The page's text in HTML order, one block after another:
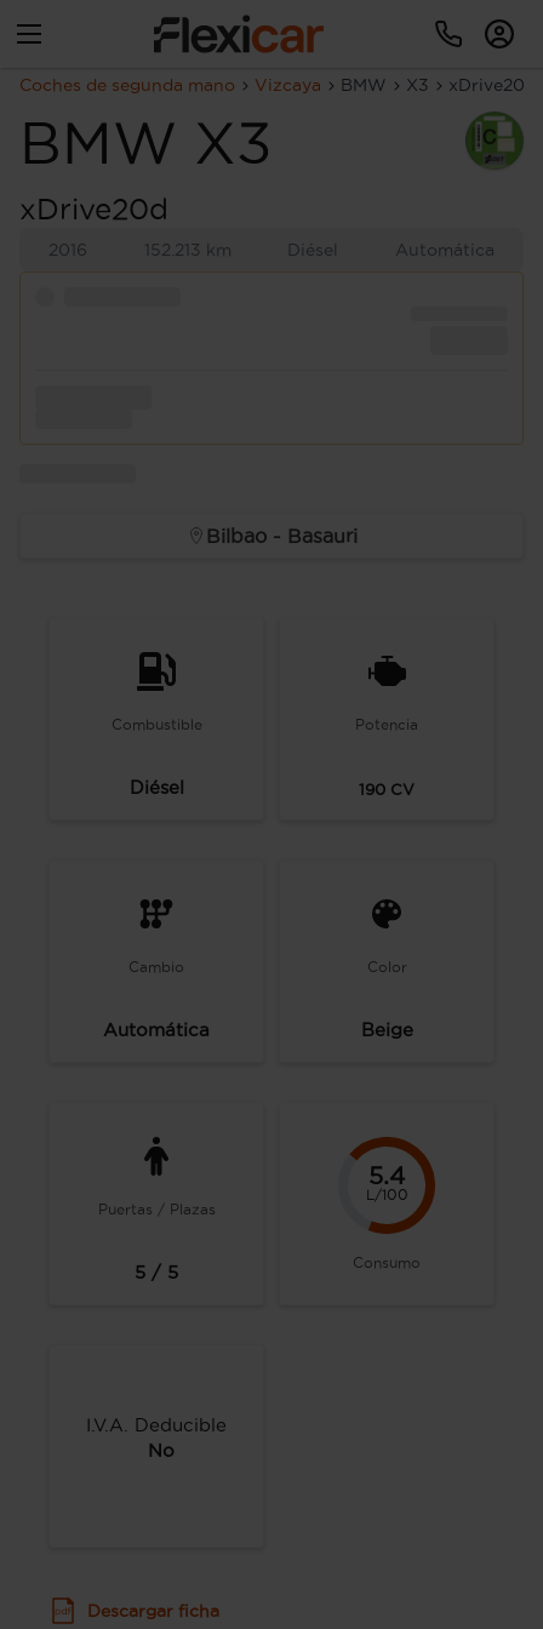
Coches de segunda mano Vizcaya BMW X3 xDrive20d
BMW X3
xDrive20d
2016 152.213 km Diésel Automática
Bilbao - Basauri
Combustible
Diésel
Potencia
190 CV
Cambio
Automática
Color
Beige
Puertas / Plazas
5 / 5
5.4
L/100
Consumo
I.V.A. Deducible
No
Descargar ficha